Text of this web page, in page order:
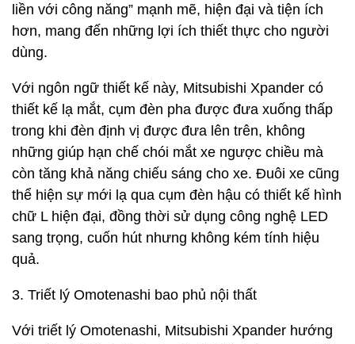
liền với công năng” mạnh mẽ, hiện đại và tiện ích
hơn, mang đến những lợi ích thiết thực cho người
dùng.
Với ngôn ngữ thiết kế này, Mitsubishi Xpander có
thiết kế lạ mắt, cụm đèn pha được đưa xuống thấp
trong khi đèn định vị được đưa lên trên, không
những giúp hạn chế chói mắt xe ngược chiều mà
còn tăng khả năng chiếu sáng cho xe. Đuôi xe cũng
thể hiện sự mới lạ qua cụm đèn hậu có thiết kế hình
chữ L hiện đại, đồng thời sử dụng công nghệ LED
sang trọng, cuốn hút nhưng không kém tính hiệu
quả.
3. Triết lý Omotenashi bao phủ nội thất
Với triết lý Omotenashi, Mitsubishi Xpander hướng